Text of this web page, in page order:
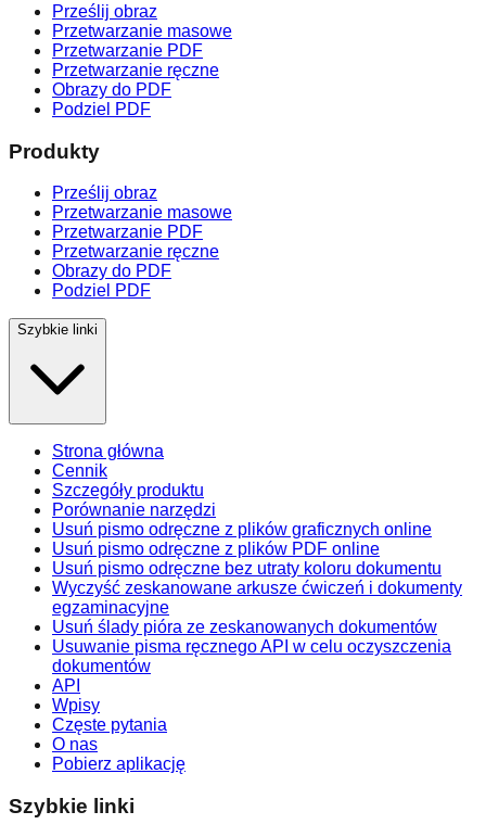
Prześlij obraz
Przetwarzanie masowe
Przetwarzanie PDF
Przetwarzanie ręczne
Obrazy do PDF
Podziel PDF
Produkty
Prześlij obraz
Przetwarzanie masowe
Przetwarzanie PDF
Przetwarzanie ręczne
Obrazy do PDF
Podziel PDF
Szybkie linki
Strona główna
Cennik
Szczegóły produktu
Porównanie narzędzi
Usuń pismo odręczne z plików graficznych online
Usuń pismo odręczne z plików PDF online
Usuń pismo odręczne bez utraty koloru dokumentu
Wyczyść zeskanowane arkusze ćwiczeń i dokumenty
egzaminacyjne
Usuń ślady pióra ze zeskanowanych dokumentów
Usuwanie pisma ręcznego API w celu oczyszczenia
dokumentów
API
Wpisy
Częste pytania
O nas
Pobierz aplikację
Szybkie linki